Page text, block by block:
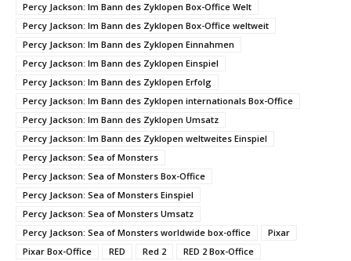
Percy Jackson: Im Bann des Zyklopen Box-Office Welt
Percy Jackson: Im Bann des Zyklopen Box-Office weltweit
Percy Jackson: Im Bann des Zyklopen Einnahmen
Percy Jackson: Im Bann des Zyklopen Einspiel
Percy Jackson: Im Bann des Zyklopen Erfolg
Percy Jackson: Im Bann des Zyklopen internationals Box-Office
Percy Jackson: Im Bann des Zyklopen Umsatz
Percy Jackson: Im Bann des Zyklopen weltweites Einspiel
Percy Jackson: Sea of Monsters
Percy Jackson: Sea of Monsters Box-Office
Percy Jackson: Sea of Monsters Einspiel
Percy Jackson: Sea of Monsters Umsatz
Percy Jackson: Sea of Monsters worldwide box-office
Pixar
Pixar Box-Office
RED Red 2
RED 2 Box-Office